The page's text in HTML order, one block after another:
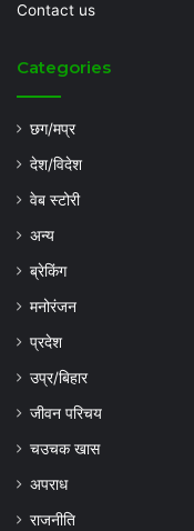
Contact us
Categories
छग/मप्र
देश/विदेश
वेब स्टोरी
अन्य
ब्रेकिंग
मनोरंजन
प्रदेश
उप्र/बिहार
जीवन परिचय
चउचक खास
अपराध
राजनीति